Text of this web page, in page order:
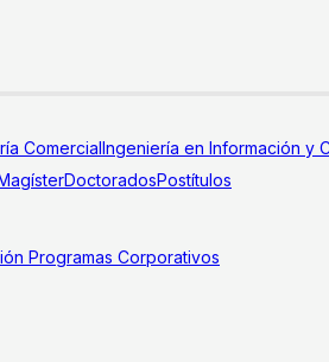
ComercialIngeniería en Información y
DoctoradosPostítulos
Programas Corporativos